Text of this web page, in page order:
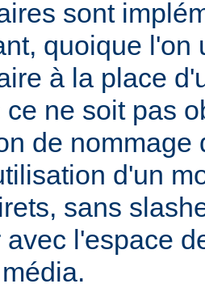
sont
quoique l'on
à la place
ce ne soit pas
de nommage
d'un
sans
avec l'espace